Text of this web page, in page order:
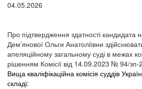
04.05.2026
Про підтвердження здатності кандидата
Дем’янової Ольги Анатоліївни
апеляційному загальному суді в межах
рішенням Комісії від 14.09.2023 № 94/зп-
Вища кваліфікаційна комісія суддів
складі: